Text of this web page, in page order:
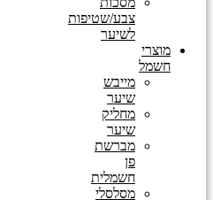
צבע/שטיפות
לשיער
מוצרי
חשמל
מייבש
שיער
מחליק
שיער
מברשת
פן
חשמלית
מסלסלי